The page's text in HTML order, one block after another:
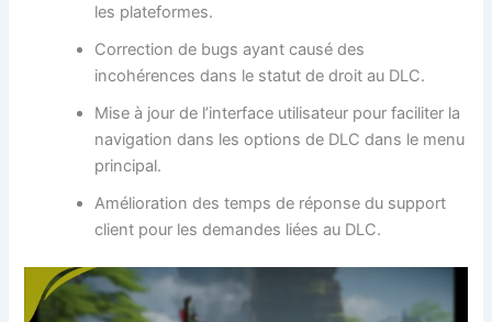
les plateformes.
Correction de bugs ayant causé des
incohérences dans le statut de droit au DLC.
Mise à jour de l’interface utilisateur pour faciliter la
navigation dans les options de DLC dans le menu
principal.
Amélioration des temps de réponse du support
client pour les demandes liées au DLC.